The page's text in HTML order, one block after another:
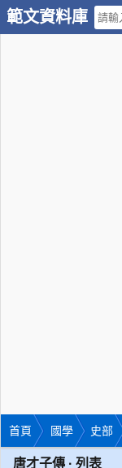
範文資料庫
首頁 國學 史部
唐才子傳 · 列表